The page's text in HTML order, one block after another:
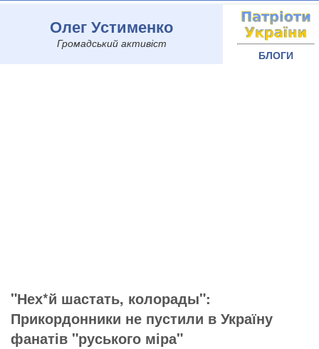
Олег Устименко
Громадський активіст
БЛОГИ
"Нех*й шастать, колорады":
Прикордонники не пустили в Україну
фанатів "руського міра"